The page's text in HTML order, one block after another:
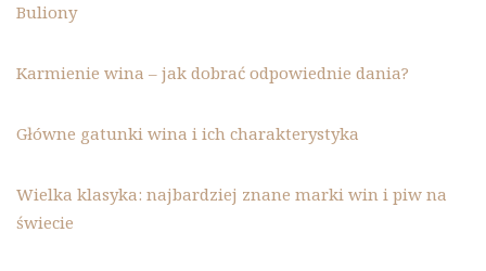
Buliony
Karmienie wina – jak dobrać odpowiednie dania?
Główne gatunki wina i ich charakterystyka
Wielka klasyka: najbardziej znane marki win i piw na
świecie